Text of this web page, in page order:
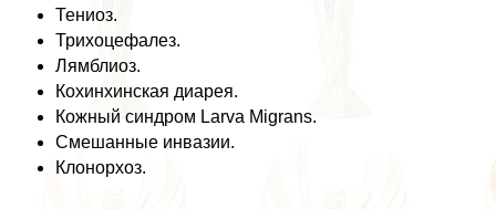
Тениоз.
Трихоцефалез.
Лямблиоз.
Кохинхинская диарея.
Кожный синдром Larva Migrans.
Смешанные инвазии.
Клонорхоз.